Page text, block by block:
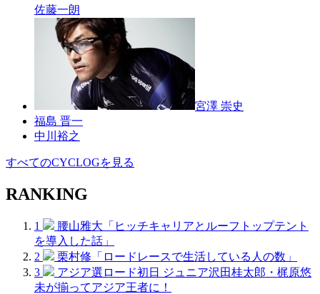
佐藤一朗
宮澤 崇史
福島 晋一
中川裕之
すべてのCYCLOGを見る
RANKING
1
腰山雅大「ヒッチキャリアとルーフトップテント
を導入した話」
2
栗村修「ロードレースで生活している人の数」
3
アジア選ロード初日 ジュニア沢田桂太郎・梶原悠
未が揃ってアジア王者に！